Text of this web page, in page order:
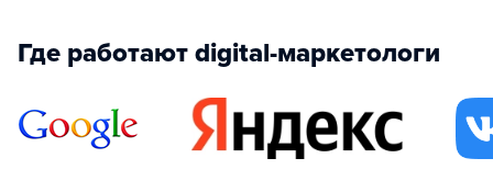
Где работают digital-маркетологи